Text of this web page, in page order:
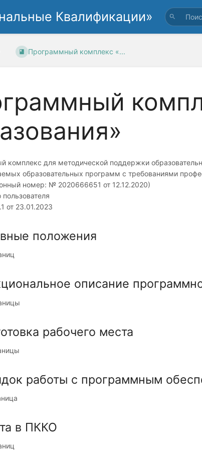
Квалификации»
Программный комплекс «...
комплекс для методической поддержки
образовательных программ с требованиями
номер: № 2020666651 от 12.12.2020)
от 23.01.2023
положения
описание
рабочего места
работы с программным
в ПККО